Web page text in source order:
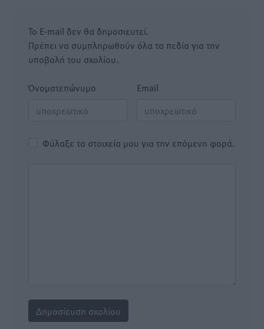
Το E-mail δεν θα δημοσιευτεί.
Πρέπει να συμπληρωθούν όλα τα πεδία για την
υποβολή του σχολίου.
Όνοματεπώνυμο Email
Φύλαξε τα στοιχεία μου για την επόμενη φορά.